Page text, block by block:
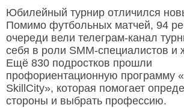
Юбилейный турнир отличился
Помимо футбольных матчей, 94
очереди вели телеграм-канал
себя в роли SMM-специалистов и
Ещё 830 подростков прошли
профориентационную программу
SkillCity», которая помогает
стороны и выбрать профессию.